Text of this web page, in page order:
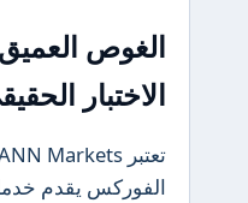
الغوص
الاختبار
الفوركس يقدم